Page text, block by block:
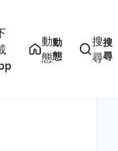
動
態
動
態
搜
尋
搜
尋